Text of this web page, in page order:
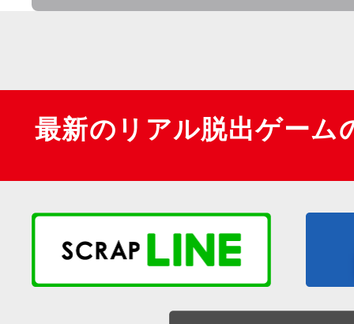
最新のリアル脱出ゲーム